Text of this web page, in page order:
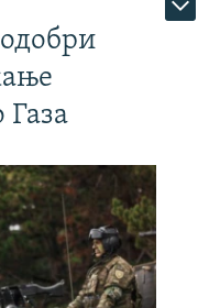
Газа